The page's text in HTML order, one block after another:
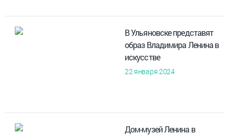
В Ульяновске представят
образ Владимира Ленина в
искусстве
22 января 2024
Дом-музей Ленина в